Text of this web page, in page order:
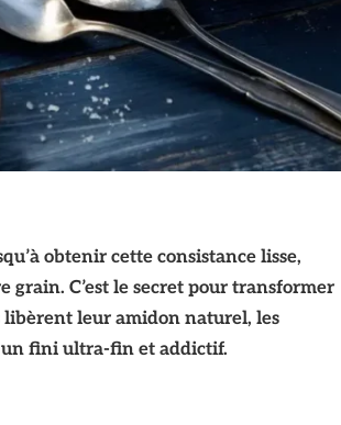
obtenir cette consistance lisse,
grain. C’est le secret pour transformer
leur amidon naturel, les
un fini ultra-fin et addictif.